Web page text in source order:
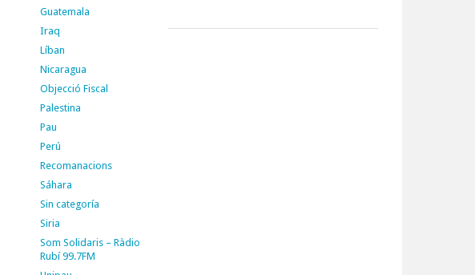
Guatemala
Iraq
Líban
Nicaragua
Objecció Fiscal
Palestina
Pau
Perú
Recomanacions
Sáhara
Sin categoría
Siria
Som Solidaris – Ràdio
Rubí 99.7FM